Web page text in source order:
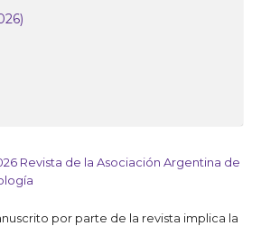
Revista de la Asociación Argentina de
por parte de la revista implica la